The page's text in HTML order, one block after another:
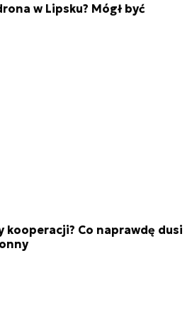
w Lipsku? Mógł być
kooperacji? Co naprawdę dusi